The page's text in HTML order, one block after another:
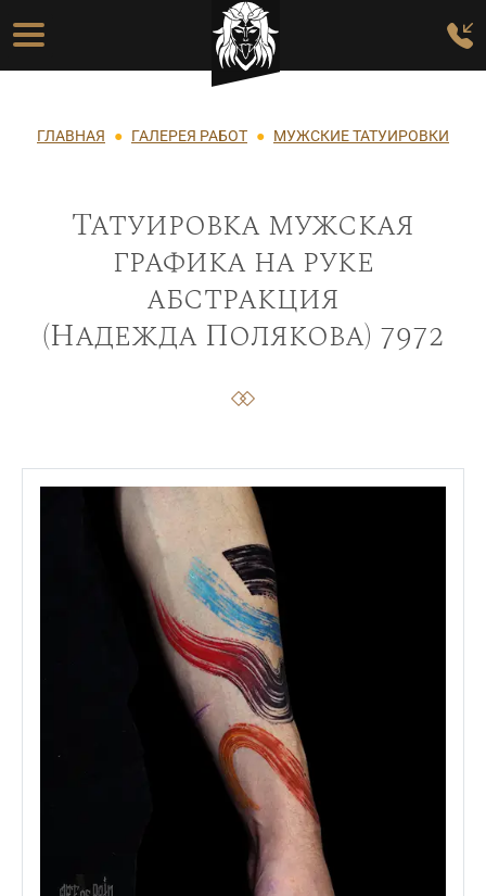
Перейти к основному содержанию
Основная навигация
Строка навигации
ГЛАВНАЯ ГАЛЕРЕЯ РАБОТ МУЖСКИЕ ТАТУИРОВКИ
Татуировка мужская
графика на руке
абстракция
(Надежда Полякова) 7972